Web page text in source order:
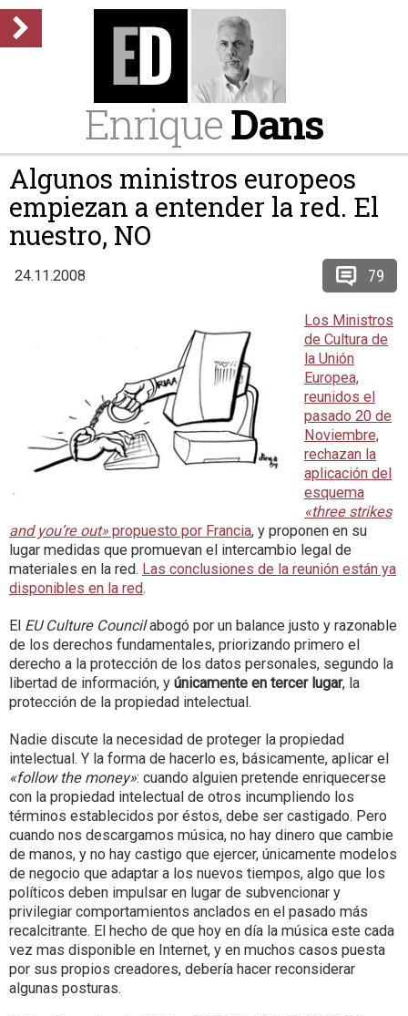
EnriqueDans
Algunos ministros europeos
empiezan a entender la red. El
nuestro, NO
24.11.2008 79
Los Ministros
de Cultura de
la Unión
Europea,
reunidos el
pasado 20 de
Noviembre,
rechazan la
aplicación del
esquema
«three strikes
and you’re out» propuesto por Francia, y proponen en su
lugar medidas que promuevan el intercambio legal de
materiales en la red. Las conclusiones de la reunión están ya
disponibles en la red.
El EU Culture Councilabogó por un balance justo y razonable
de los derechos fundamentales, priorizando primero el
derecho a la protección de los datos personales, segundo la
libertad de información, y únicamente en tercer lugar, la
protección de la propiedad intelectual.
Nadie discute la necesidad de proteger la propiedad
intelectual. Y la forma de hacerlo es, básicamente, aplicar el
«follow the money»: cuando alguien pretende enriquecerse
con la propiedad intelectual de otros incumpliendo los
términos establecidos por éstos, debe ser castigado. Pero
cuando nos descargamos música, no hay dinero que cambie
de manos, y no hay castigo que ejercer, únicamente modelos
de negocio que adaptar a los nuevos tiempos, algo que los
políticos deben impulsar en lugar de subvencionar y
privilegiar comportamientos anclados en el pasado más
recalcitrante. El hecho de que hoy en día la música este cada
vez mas disponible en Internet, y en muchos casos puesta
por sus propios creadores, debería hacer reconsiderar
algunas posturas.